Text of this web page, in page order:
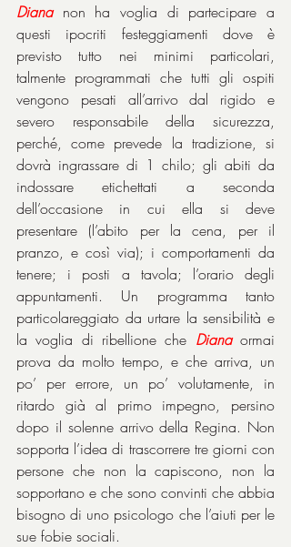
Diana non ha voglia di partecipare a
questi ipocriti festeggiamenti dove è
previsto tutto nei minimi particolari,
talmente programmati che tutti gli ospiti
vengono pesati all’arrivo dal rigido e
severo responsabile della sicurezza,
perché, come prevede la tradizione, si
dovrà ingrassare di 1 chilo; gli abiti da
indossare etichettati a seconda
dell’occasione in cui ella si deve
presentare (l’abito per la cena, per il
pranzo, e così via); i comportamenti da
tenere; i posti a tavola; l’orario degli
appuntamenti. Un programma tanto
particolareggiato da urtare la sensibilità e
la voglia di ribellione che Diana ormai
prova da molto tempo, e che arriva, un
po’ per errore, un po’ volutamente, in
ritardo già al primo impegno, persino
dopo il solenne arrivo della Regina. Non
sopporta l’idea di trascorrere tre giorni con
persone che non la capiscono, non la
sopportano e che sono convinti che abbia
bisogno di uno psicologo che l’aiuti per le
sue fobie sociali.